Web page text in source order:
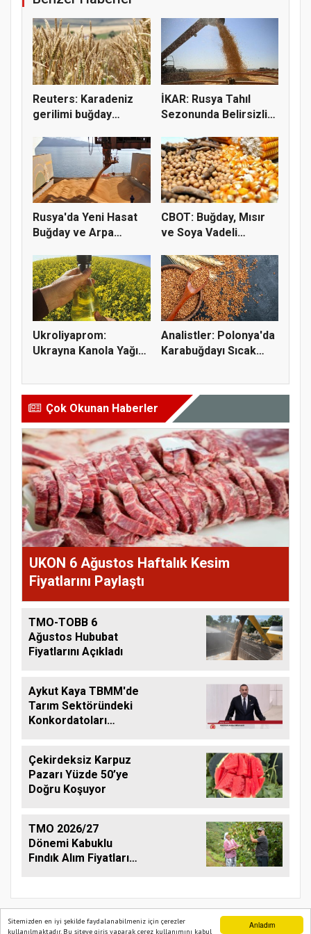
Anladım
Sitemizden en iyi şekilde faydalanabilmeniz için çerezler
kullanılmaktadır. Bu siteye giriş yaparak çerez kullanımını kabul
Reuters: Karadeniz
gerilimi buğday
İKAR: Rusya Tahıl
Sezonunda Belirsizlik
Rusya'da Yeni Hasat
Buğday ve Arpa
CBOT: Buğday, Mısır
ve Soya Vadeli
Ukroliyaprom:
Ukrayna Kanola Yağı
Analistler: Polonya'da
Karabuğdayı Sıcak
Çok Okunan Haberler
UKON 6 Ağustos Haftalık Kesim
Fiyatlarını Paylaştı
TMO-TOBB 6
Ağustos Hububat
Fiyatlarını Açıkladı
Aykut Kaya TBMM'de
Tarım Sektöründeki
Konkordatoları
Çekirdeksiz Karpuz
Pazarı Yüzde 50’ye
Doğru Koşuyor
TMO 2026/27
Dönemi Kabuklu
Fındık Alım Fiyatlarını